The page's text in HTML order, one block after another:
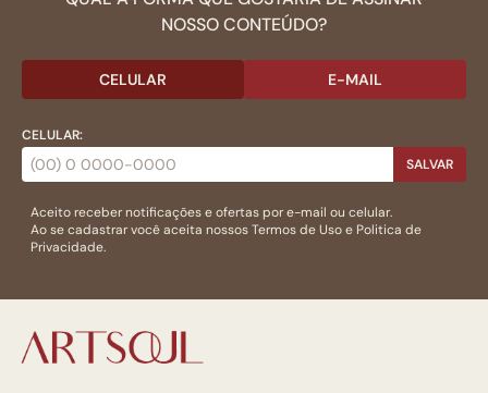
NOSSO CONTEÚDO?
CELULAR E-MAIL
CELULAR:
SALVAR
Aceito receber notificações e ofertas por e-mail ou celular.
Ao se cadastrar você aceita nossosTermos de Usoe Politica de
Privacidade.